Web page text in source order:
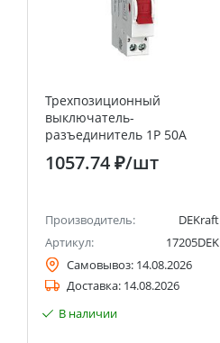
Трехпозиционный
выключатель-
разъединитель 1P 50A
ВР-103 DEKraft
1057.74 ₽/шт
Производитель:
DEKraft
Артикул:
17205DEK
Самовывоз: 14.08.2026
Доставка: 14.08.2026
В наличии